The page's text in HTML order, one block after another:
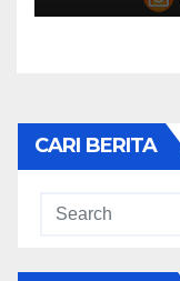
CARI BERITA